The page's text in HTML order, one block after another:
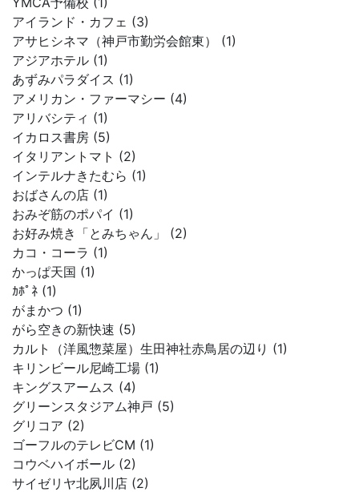
アイランド・カフェ (3)
アサヒシネマ（神戸市勤労会館東） (1)
アジアホテル (1)
あずみパラダイス (1)
アメリカン・ファーマシー (4)
アリバシティ (1)
イカロス書房 (5)
イタリアントマト (2)
インテルナきたむら (1)
おばさんの店 (1)
おみぞ筋のポパイ (1)
お好み焼き「とみちゃん」 (2)
カコ・コーラ (1)
かっぱ天国 (1)
ｶﾎﾟﾈ (1)
がまかつ (1)
がら空きの新快速 (5)
カルト（洋風惣菜屋）生田神社赤鳥居の辺り (1)
キリンビール尼崎工場 (1)
キングスアームス (4)
グリーンスタジアム神戸 (5)
グリコア (2)
ゴーフルのテレビCM (1)
コウベハイボール (2)
サイゼリヤ北夙川店 (2)